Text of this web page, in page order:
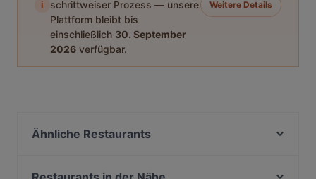
i
schrittweiser Prozess — unsere
Plattform bleibt bis
einschließlich 30. September
2026 verfügbar.
Weitere Details
Ähnliche Restaurants
Hotel Kalenborner Höhe